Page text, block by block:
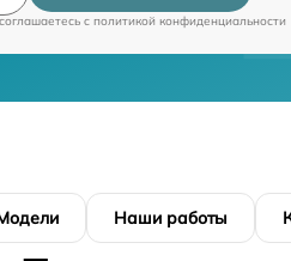
c политикой конфиденциальности
Наши работы